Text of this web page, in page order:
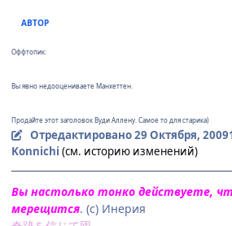
АВТОР
Оффтопик:
Вы явно недооцениваете Манхеттен.
Продайте этот заголовок Вуди Аллену. Самое то для старика)
Отредактировано29 Октября, 2009
Konnichi (см. историю изменений)
Вы настолько тонко действуете,
мерещится. (с) Инерия